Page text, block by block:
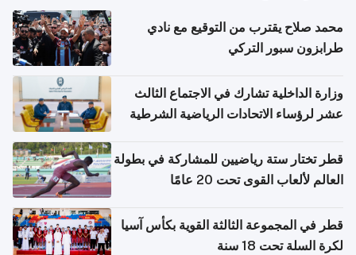
محمد صلاح يقترب من التوقيع مع نادي
طرابزون سبور التركي
وزارة الداخلية تشارك في الاجتماع الثالث
عشر لرؤساء الاتحادات الرياضية الشرطية
قطر تختار ستة رياضيين للمشاركة في بطولة
العالم لألعاب القوى تحت 20 عامًا
قطر في المجموعة الثالثة القوية بكأس آسيا
لكرة السلة تحت 18 سنة